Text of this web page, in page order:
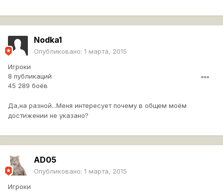
Nodka1
Опубликовано: 1 марта, 2015
Игроки
8 публикаций
45 289 боёв
Да,на разной...Меня интересует почему в общем моём
достижении не указано?
AD05
Опубликовано: 1 марта, 2015
Игроки